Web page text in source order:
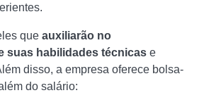
que auxiliarão no
suas habilidades técnicas e
disso, a empresa oferece bolsa-
do salário: